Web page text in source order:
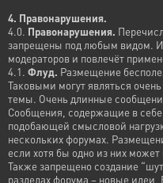
4. Правонарушения.
4.0. Правонарушения.
запрещены под любым видом.
модераторов и повлечёт
4.1. Флуд. Размещение
Таковыми могут являться
темы. Очень длинные
Сообщения, содержащие в
подобающей смысловой
нескольких форумах.
если хотя бы одно из них
Также запрещено создание
разделах форума – новые